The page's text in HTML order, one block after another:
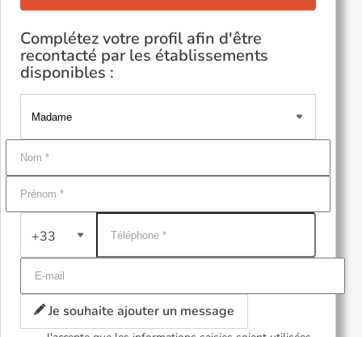
Complétez votre profil afin d'être
recontacté par les établissements
disponibles :
+33
Je souhaite ajouter un message